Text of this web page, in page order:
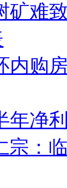
矿难
内购
年净
宗：